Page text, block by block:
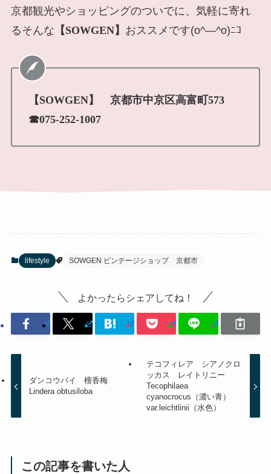
京都観光やショッピングのついでに、気軽に寄れ
るそんな 【SOWGEN】 おススメです(o^―^o)ﾆｺ
【SOWGEN】 京都市中京区高富町573
☎075-252-1007
lifestyle SOWGEN ビンテージショップ 京都市
よかったらシェアしてね！
ダンコウバイ 檀香梅
Lindera obtusiloba
テコフィレア シアノクロ
ッカス レイトリニー
Tecophilaea
cyanocrocus（濃い青）
var.leichtlinii（水色）
この記事を書いた人